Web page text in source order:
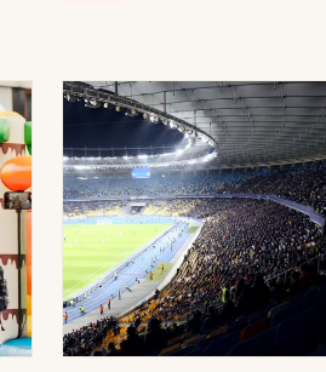
mes départements
email